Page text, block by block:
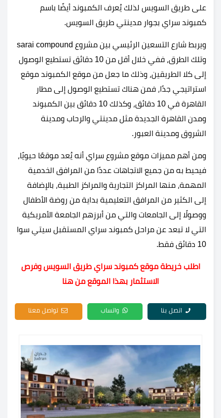
على طريق السويس لذلك يُعرف الكمبوند أيضًا باسم
كمبوند سراي بجوار مدينتي طريق السويس.
ويربط شارع التسعين الرئيسي بين مشروع sarai compound
وتلك الطرق، ففي خلال أقل من 10 دقائق تستطيع الوصول
إلى كلا الطريقين، وذلك ما جعل من موقع الكمبوند موقع
استراتيجي جدًا، فمن هناك تستطيع الوصول إلى مطار
القاهرة في 10 دقائق، وكذلك 10 دقائق بين الكمبوند
ومدن القاهرة الجديدة مثل مدينتي والرحاب ومدينة
الشروق ومدينة العبور.
ومن أهم مميزات موقع مشروع سراي أنه يُعد موقعًا حيويًا،
فيحيط به من جميع الاتجاهات عددًا من المرافق الخدمية
المهمة، منها المراكز التجارية والمراكز الطبية، بالإضافة
إلى الكثير من المرافق التعليمية بداية من روضة الأطفال
ووصولًا إلى الجامعات والتي من أبرزهم الجامعة الأمريكية
التي لا تبعد عن مراحل كمبوند سراي المستقبل سيتي سوا
10 دقائق فقط.
اطلب خريطة موقع كمبوند سراي طريق السويس وفرص
الاستثمار بهذا الموقع من هنا
اتصل بنا واتساب تواصل معنا